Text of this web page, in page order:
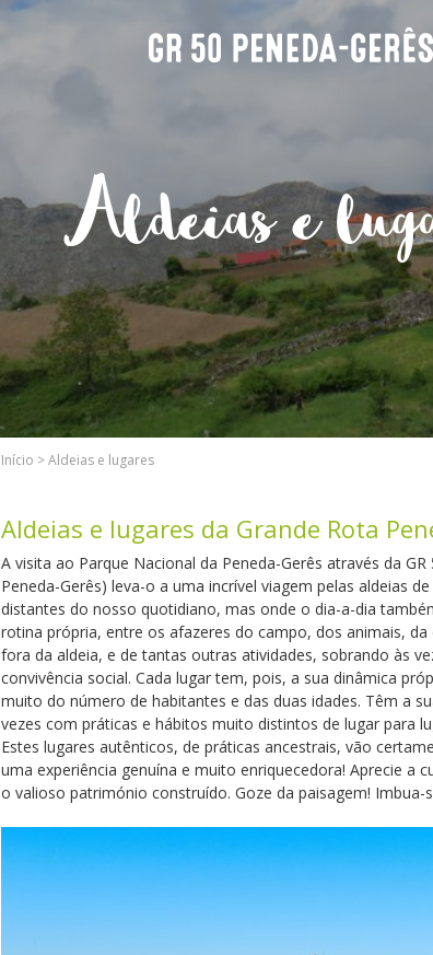
Aldeias e
Início >Aldeias e lugares
Aldeias e lugares da Grande Rota
A visita ao Parque Nacional da Peneda-Gerês através da GR
Peneda-Gerês) leva-o a uma incrível viagem pelas aldeias
distantes do nosso quotidiano, mas onde o dia-a-dia
rotina própria, entre os afazeres do campo, dos animais, da
fora da aldeia, e de tantas outras atividades, sobrando às
convivência social. Cada lugar tem, pois, a sua dinâmica
muito do número de habitantes e das duas idades. Têm a
vezes com práticas e hábitos muito distintos de lugar para
Estes lugares autênticos, de práticas ancestrais, vão
uma experiência genuína e muito enriquecedora! Aprecie a
o valioso património construído. Goze da paisagem! Imbua-